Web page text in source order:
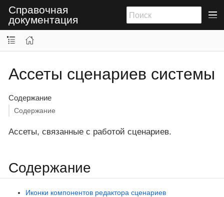
Справочная
документация
Ассеты сценариев системы
Содержание
Содержание
Ассеты, связанные с работой сценариев.
Содержание
Иконки компонентов редактора сценариев